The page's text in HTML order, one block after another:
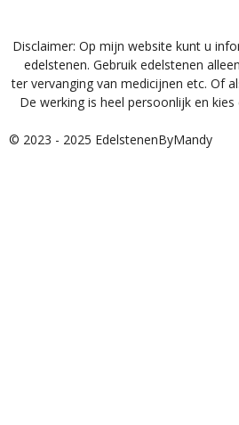
Disclaimer: Op mijn website kunt u
edelstenen. Gebruik edelstenen
ter vervanging van medicijnen etc. Of
De werking is heel persoonlijk en
© 2023 - 2025 EdelstenenByMandy